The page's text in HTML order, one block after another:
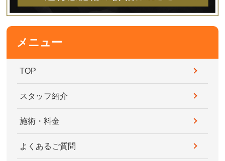
メニュー
TOP
スタッフ紹介
施術・料金
よくあるご質問